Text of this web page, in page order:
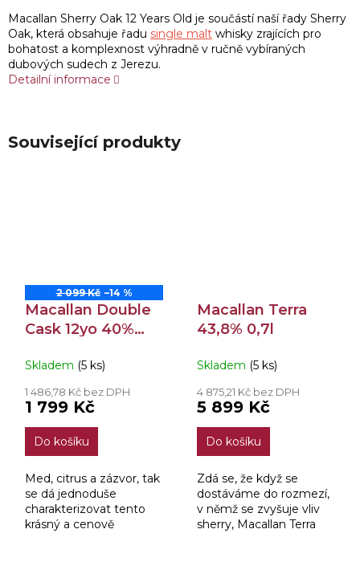
Macallan Sherry Oak 12 Years Old je součástí naší řady Sherry
Oak, která obsahuje řadu single malt whisky zrajících pro
bohatost a komplexnost výhradně v ručně vybíraných
dubových sudech z Jerezu.
Detailní informace
Související produkty
2 099 Kč –14 %
Macallan Double
Cask 12yo 40%
Skladem (5 ks)
1 486,78 Kč bez DPH
1 799 Kč
Do košíku
Med, citrus a zázvor, tak
se dá jednoduše
charakterizovat tento
krásný a cenově
Macallan Terra
43,8% 0,7l
Skladem (5 ks)
4 875,21 Kč bez DPH
5 899 Kč
Do košíku
Zdá se, že když se
dostáváme do rozmezí,
v němž se zvyšuje vliv
sherry, Macallan Terra